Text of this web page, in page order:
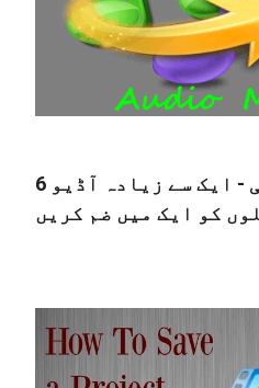
6 بہترین آڈیو ولی - ایک سے زیادہ آڈیو
کو ایک میں ضم کریں